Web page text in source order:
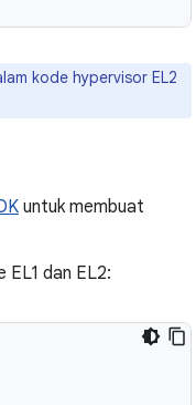
kode hypervisor EL2
untuk membuat
dan EL2: